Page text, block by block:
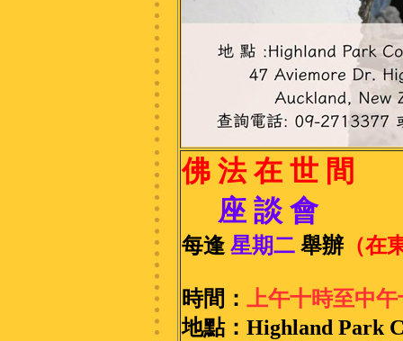
佛 法 在 世 間
座 談 會
每逢 星期二 舉辦 （在
時間： 上午十時至中午
地點：Highland Park